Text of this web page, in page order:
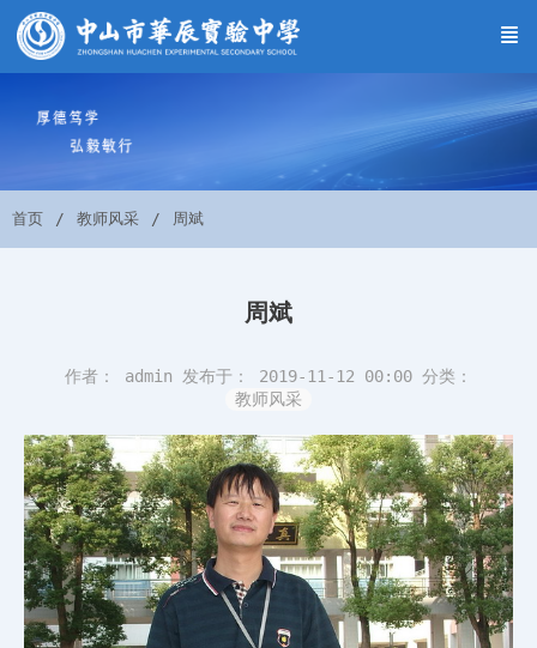
首页 教师风采 周斌
周斌
作者： admin 发布于： 2019-11-12 00:00 分类：
教师风采